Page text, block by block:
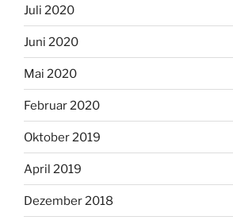
Juli 2020
Juni 2020
Mai 2020
Februar 2020
Oktober 2019
April 2019
Dezember 2018